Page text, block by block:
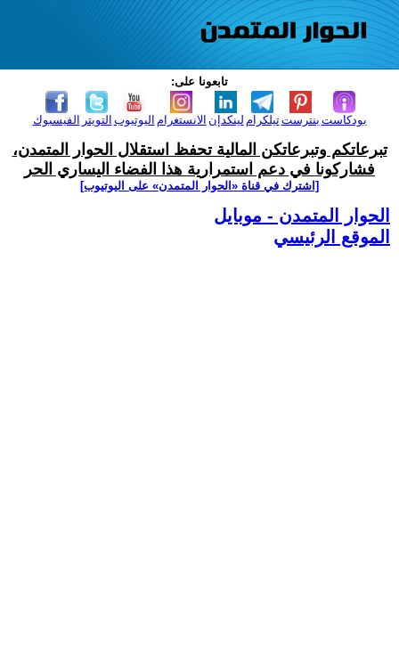
تابعونا على:
الفيسبوك التويتر اليوتيوب الانستغرام لينكدإن تيلكرامبنترست بودكاست
تبرعاتكم وتبرعاتكن المالية تحفظ استقلال الحوار المتمدن،
فشاركونا في دعم استمرارية هذا الفضاء اليساري الحر
[اشترك في قناة ‫«الحوار المتمدن» على اليوتيوب]
الحوار المتمدن - موبايل
الموقع الرئيسي